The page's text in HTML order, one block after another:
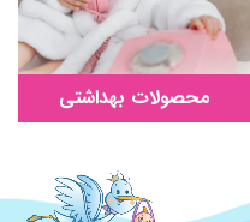
محصولات بهداشتی